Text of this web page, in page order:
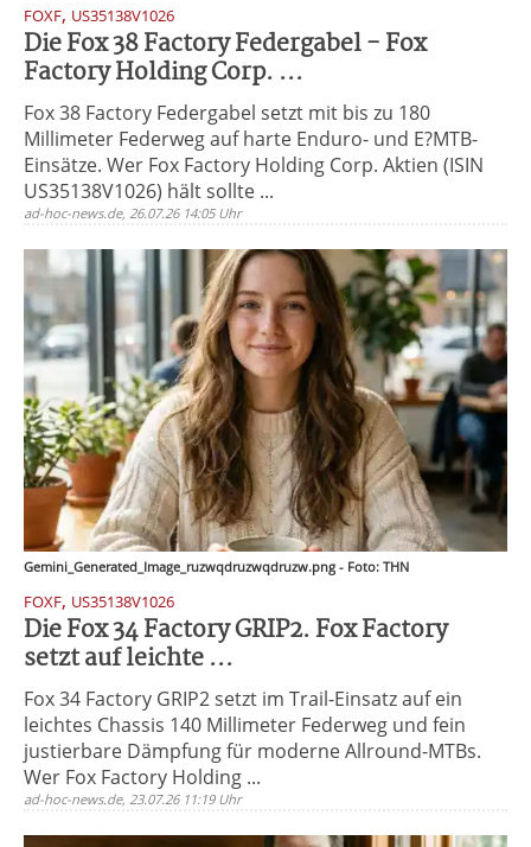
FOXF, US35138V1026
Die Fox 38 Factory Federgabel - Fox
Factory Holding Corp. ...
Fox 38 Factory Federgabel setzt mit bis zu 180
Millimeter Federweg auf harte Enduro- und E?MTB-
Einsätze. Wer Fox Factory Holding Corp. Aktien (ISIN
US35138V1026) hält sollte ...
ad-hoc-news.de, 26.07.26 14:05 Uhr
Gemini_Generated_Image_ruzwqdruzwqdruzw.png - Foto: THN
FOXF, US35138V1026
Die Fox 34 Factory GRIP2. Fox Factory
setzt auf leichte ...
Fox 34 Factory GRIP2 setzt im Trail-Einsatz auf ein
leichtes Chassis 140 Millimeter Federweg und fein
justierbare Dämpfung für moderne Allround-MTBs.
Wer Fox Factory Holding ...
ad-hoc-news.de, 23.07.26 11:19 Uhr